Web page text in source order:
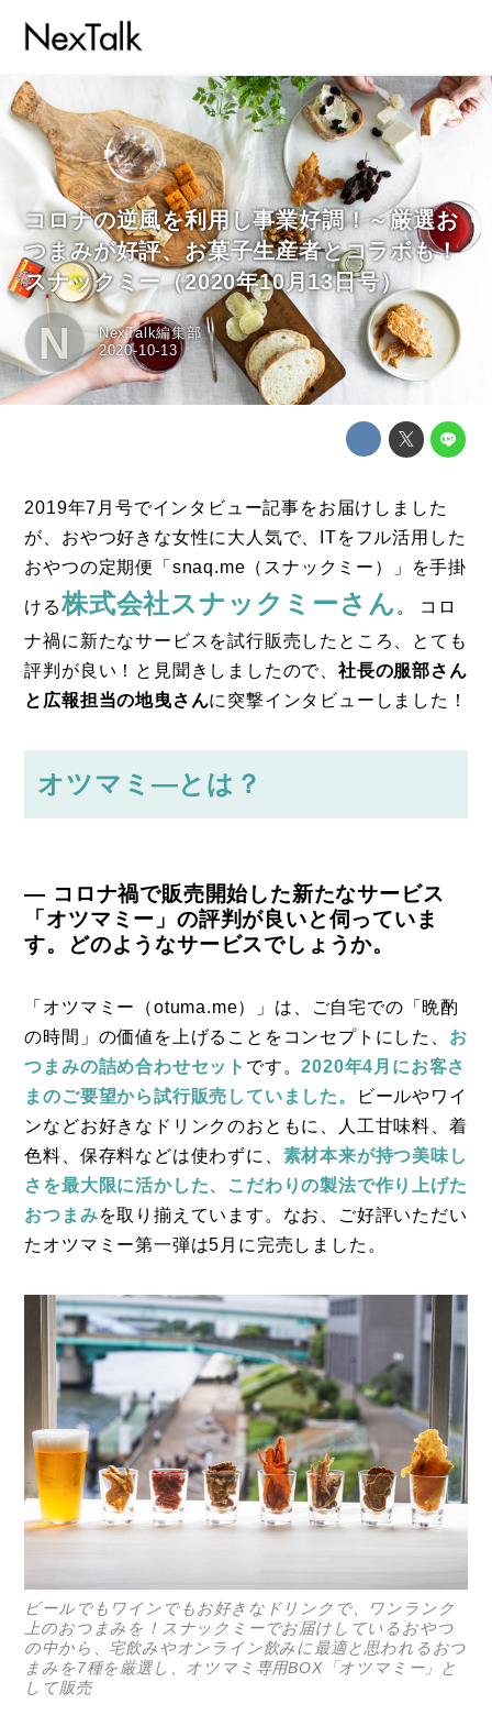
コラム
特集
事例
トピックス
Photos
運営会社
登録
お問い合わせ
コロナの逆風を利用し事業好調！～厳選お
つまみが好評、お菓子生産者とコラボも！
スナックミー（2020年10月13日号）
N 2020-10-13
NexTalk編集部
2019年7月号でインタビュー記事をお届けしました
が、おやつ好きな女性に大人気で、ITをフル活用した
おやつの定期便「snaq.me（スナックミー）」を手掛
ける株式会社スナックミーさん 。 コロ
ナ禍に新たなサービスを試行販売したところ、とても
評判が良い！と見聞きしましたので、 社長の服部さん
と広報担当の地曳さんに突撃インタビューしました！
オツマミ―とは？
― コロナ禍で販売開始した新たなサービス
「オツマミー」の評判が良いと伺っていま
す。どのようなサービスでしょうか。
「オツマミー（otuma.me）」は、ご自宅での「晩酌
の時間」の価値を上げることをコンセプトにした、 お
つまみの詰め合わせセット です。2020年4月にお客さ
まのご要望から試行販売していました。
ビールやワイ
ンなどお好きなドリンクのおともに、人工甘味料、着
色料、保存料などは使わずに、 素材本来が持つ美味し
さを最大限に活かした、こだわりの製法で作り上げた
おつまみを取り揃えています。なお、ご好評いただい
たオツマミー第一弾は5月に完売しました。
ビールでもワインでもお好きなドリンクで、ワンランク
上のおつまみを！スナックミーでお届けしているおやつ
の中から、宅飲みやオンライン飲みに最適と思われるおつ
まみを7種を厳選し、オツマミ専用BOX「オツマミー」と
して販売